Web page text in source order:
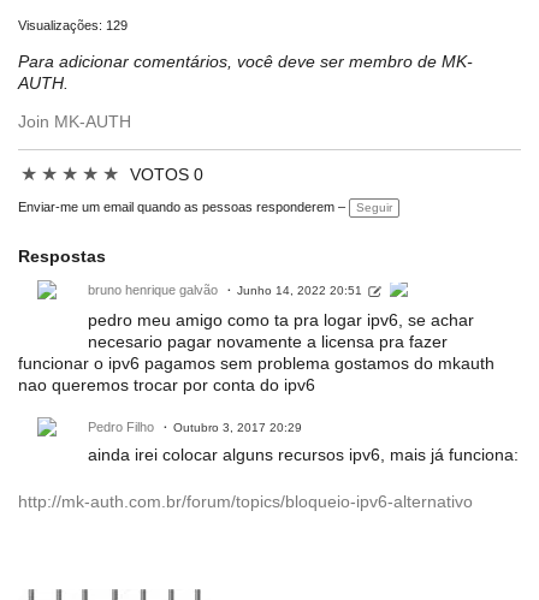
Visualizações: 129
Para adicionar comentários, você deve ser membro de MK-
AUTH.
Join MK-AUTH
★ ★ ★ ★ ★ VOTOS 0
Enviar-me um email quando as pessoas responderem – Seguir
Respostas
bruno henrique galvão Junho 14, 2022 20:51
pedro meu amigo como ta pra logar ipv6, se achar
necesario pagar novamente a licensa pra fazer
funcionar o ipv6 pagamos sem problema gostamos do mkauth
nao queremos trocar por conta do ipv6
Pedro Filho Outubro 3, 2017 20:29
ainda irei colocar alguns recursos ipv6, mais já funciona:
http://mk-auth.com.br/forum/topics/bloqueio-ipv6-alternativo